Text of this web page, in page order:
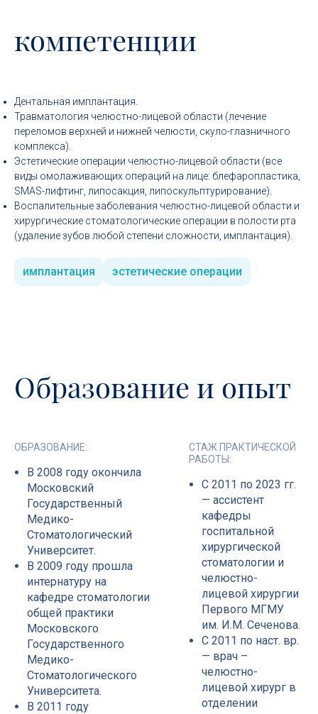
компетенции
Дентальная имплантация.
Травматология челюстно-лицевой области (лечение
переломов верхней и нижней челюсти, скуло-глазничного
комплекса).
Эстетические операции челюстно-лицевой области (все
виды омолаживающих операций на лице: блефаропластика,
SMAS-лифтинг, липосакция, липоскульптурирование).
Воспалительные заболевания челюстно-лицевой области и
хирургические стоматологические операции в полости рта
(удаление зубов любой степени сложности, имплантация).
имплантация эстетические операции
Образование и опыт
ОБРАЗОВАНИЕ:
В 2008 году окончила
Московский
Государственный
Медико-
Стоматологический
Университет.
В 2009 году прошла
интернатуру на
кафедре стоматологии
общей практики
Московского
Государственного
Медико-
Стоматологического
Университета.
В 2011 году
СТАЖ ПРАКТИЧЕСКОЙ
РАБОТЫ:
С 2011 по 2023 гг.
— ассистент
кафедры
госпитальной
хирургической
стоматологии и
челюстно-
лицевой хирургии
Первого МГМУ
им. И.М. Сеченова.
С 2011 по наст. вр.
— врач –
челюстно-
лицевой хирург в
отделении